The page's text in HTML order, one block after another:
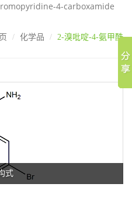
4-carboxamide
化学品 2-溴吡啶-4-氨甲酰
式